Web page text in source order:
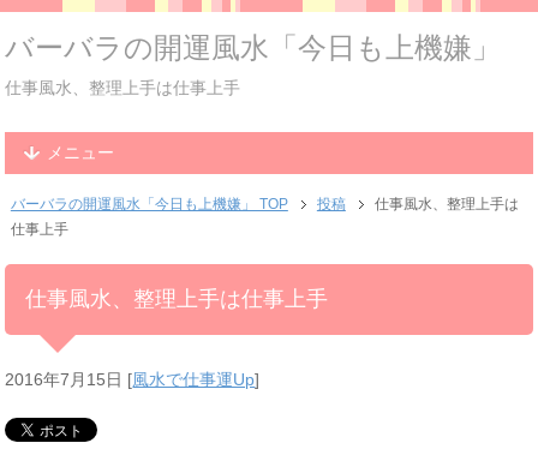
バーバラの開運風水「今日も上機嫌」
仕事風水、整理上手は仕事上手
メニュー
バーバラの開運風水「今日も上機嫌」 TOP 投稿
仕事風水、整理上手は
仕事上手
仕事風水、整理上手は仕事上手
2016年7月15日 [風水で仕事運Up]